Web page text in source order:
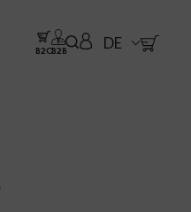
B2CB2B DE